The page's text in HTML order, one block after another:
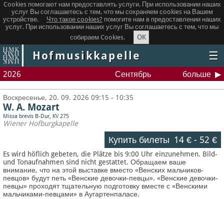
Cookies помогают нам предоставлять услуги. При использовании наших
услуг Вы соглашаетесь с тем, что мы сохраняем сookies на Вашем
устройстве.
Что такое сookies? помогите нам в предоставлении наших
услуг. При использовании наших услуг Вы соглашаетесь с тем, что мы
собираем Cookies.
OK
Hofmusikkapelle ☰
2026 Сентябрь больше
Воскресенье, 20. 09. 2026 09:15 - 10:35
W. A. Mozart
Missa brevis B-Dur, KV 275
Wiener Hofburgkapelle
Купить билеты 14 €- 52 €
Es wird höflich gebeten, die Plätze bis 9:00 Uhr einzunehmen. Bild-
und Tonaufnahmen sind nicht gestattet.Обращаем ваше
внимание, что на этой выставке вместо «Венских мальчиков-
певцов» будут петь «Венские девочки-певцы». «Венские девочки-
певцы» проходят тщательную подготовку вместе с «Венскими
мальчиками-певцами» в Аугартенпаласе.